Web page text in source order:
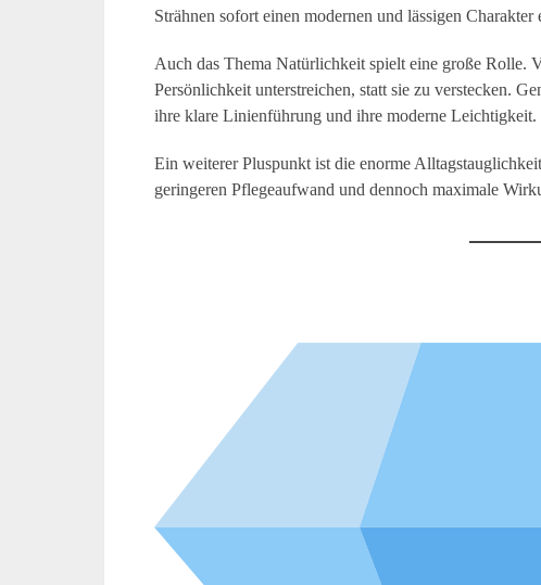
Strähnen sofort einen modernen und lässigen Charakter
Auch das Thema Natürlichkeit spielt eine große Rolle.
Persönlichkeit unterstreichen, statt sie zu verstecken.
ihre klare Linienführung und ihre moderne Leichtigkeit.
Ein weiterer Pluspunkt ist die enorme
geringeren Pflegeaufwand und dennoch maximale